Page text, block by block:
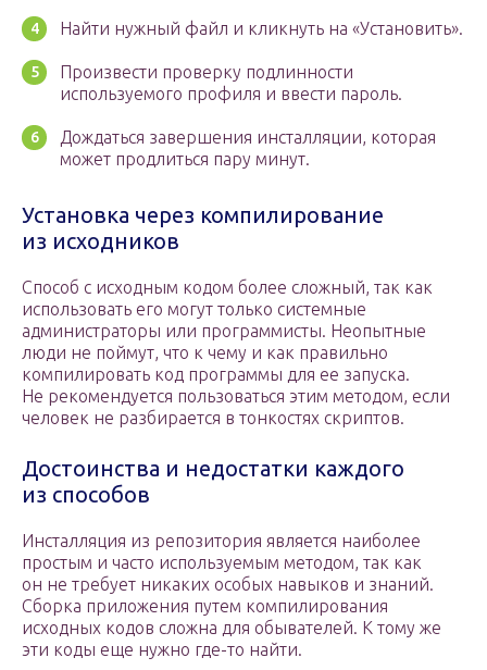
Найти нужный файл и кликнуть на «Установить».
Произвести проверку подлинности
используемого профиля и ввести пароль.
Дождаться завершения инсталляции, которая
может продлиться пару минут.
Установка через компилирование
из исходников
Способ с исходным кодом более сложный, так как
использовать его могут только системные
администраторы или программисты. Неопытные
люди не поймут, что к чему и как правильно
компилировать код программы для ее запуска.
Не рекомендуется пользоваться этим методом, если
человек не разбирается в тонкостях скриптов.
Достоинства и недостатки каждого
из способов
Инсталляция из репозитория является наиболее
простым и часто используемым методом, так как
он не требует никаких особых навыков и знаний.
Сборка приложения путем компилирования
исходных кодов сложна для обывателей. К тому же
эти коды еще нужно где-то найти.